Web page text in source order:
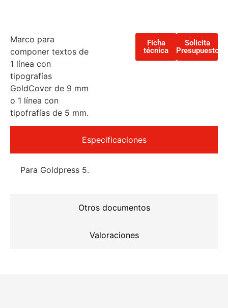
Marco para
componer textos de
1 línea con
tipografías
GoldCover de 9 mm
o 1 línea con
tipofrafías de 5 mm.
Ficha
técnica
Solicita
Presupuesto
Especificaciones
Otros documentos
Valoraciones
Para Goldpress 5.